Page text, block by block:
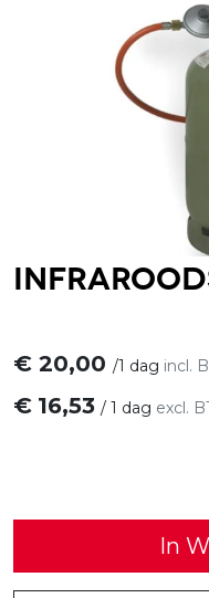
€ 20,00 /1 dag incl.
€ 16,53 / 1 dag excl.
In